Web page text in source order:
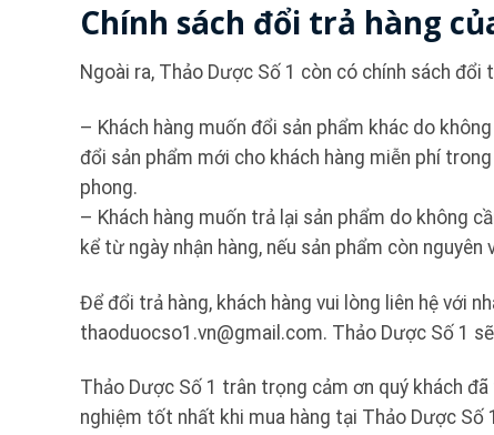
Chính sách đổi trả hàng
Ngoài ra, Thảo Dược Số 1 còn có chính sách
– Khách hàng muốn đổi sản phẩm khác do
đổi sản phẩm mới cho khách hàng miễn phí
phong.
– Khách hàng muốn trả lại sản phẩm do không
kể từ ngày nhận hàng, nếu sản phẩm còn
Để đổi trả hàng, khách hàng vui lòng liên hệ với
thaoduocso1.vn@gmail.com. Thảo Dược Số 1
Thảo Dược Số 1 trân trọng cảm ơn quý khách
nghiệm tốt nhất khi mua hàng tại Thảo Dược Số